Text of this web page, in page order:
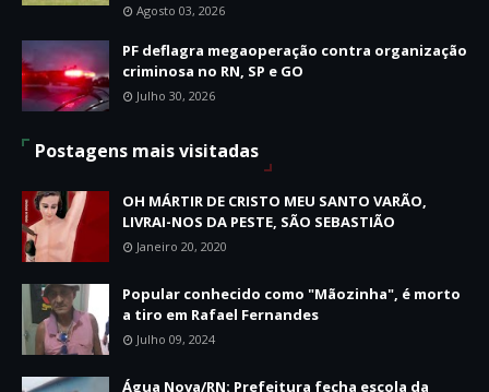
Agosto 03, 2026
PF deflagra megaoperação contra organização
criminosa no RN, SP e GO
Julho 30, 2026
Postagens mais visitadas
OH MÁRTIR DE CRISTO MEU SANTO VARÃO,
LIVRAI-NOS DA PESTE, SÃO SEBASTIÃO
Janeiro 20, 2020
Popular conhecido como "Mãozinha", é morto
a tiro em Rafael Fernandes
Julho 09, 2024
Água Nova/RN: Prefeitura fecha escola da